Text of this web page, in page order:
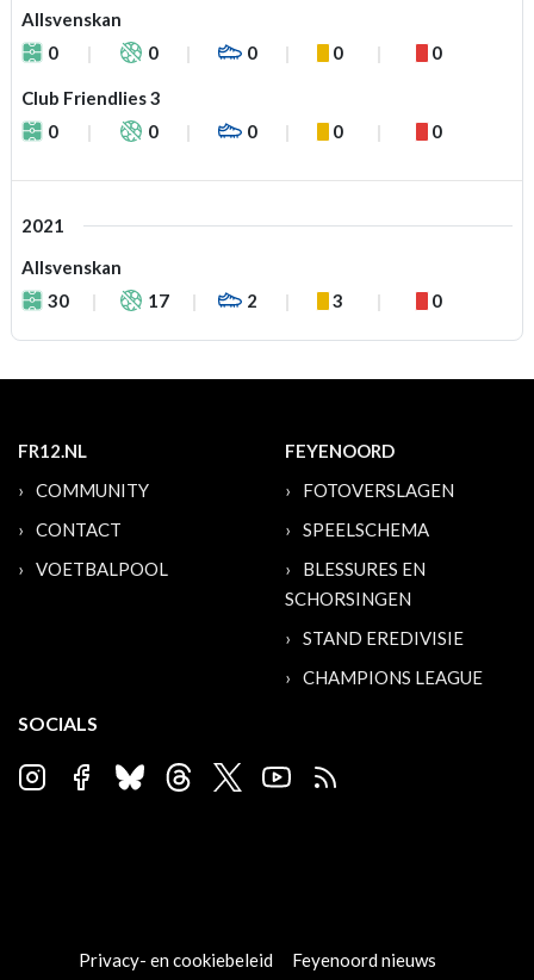
Allsvenskan
0
0 0 0 0
Club Friendlies 3
0
0 0 0 0
2021
Allsvenskan
30
17 2 3 0
FR12.NL
COMMUNITY
CONTACT
VOETBALPOOL
FEYENOORD
FOTOVERSLAGEN
SPEELSCHEMA
BLESSURES EN
SCHORSINGEN
STAND EREDIVISIE
CHAMPIONS LEAGUE
SOCIALS
Privacy- en cookiebeleid Feyenoord nieuws